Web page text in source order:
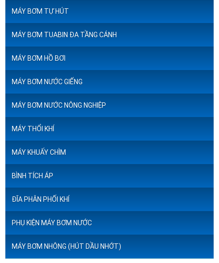
MÁY BƠM TỰ HÚT
MÁY BƠM TUABIN ĐA TẦNG CÁNH
MÁY BƠM HỒ BƠI
MÁY BƠM NƯỚC GIẾNG
MÁY BƠM NƯỚC NÔNG NGHIỆP
MÁY THỔI KHÍ
MÁY KHUẤY CHÌM
BÌNH TÍCH ÁP
ĐĨA PHÂN PHỐI KHÍ
PHỤ KIỆN MÁY BƠM NƯỚC
MÁY BƠM NHÔNG (HÚT DẦU NHỚT)